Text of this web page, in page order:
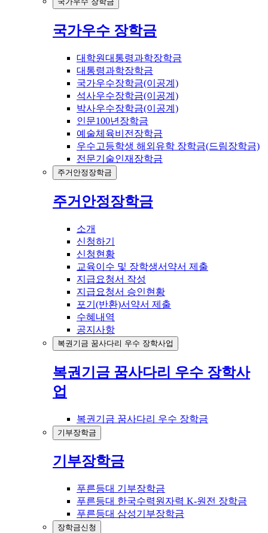
국가우수 장학금
대학원대통령과학장학금
대통령과학장학금
국가우수장학금(이공계)
석사우수장학금(이공계)
박사우수장학금(이공계)
인문100년장학금
예술체육비전장학금
우수고등학생 해외유학 장학금(드림장학금)
전문기술인재장학금
주거안정장학금
주거안정장학금
소개
신청하기
신청현황
교육이수 및 장학생서약서 제출
지급요청서 작성
지급요청서 승인현황
포기(반환)서약서 제출
수혜내역
공지사항
복권기금 꿈사다리 우수 장학사업
복권기금 꿈사다리 우수 장학사
업
복권기금 꿈사다리 우수 장학금
기부장학금
기부장학금
푸른등대 기부장학금
푸른등대 한국수력원자력 K-원전 장학금
푸른등대 삼성기부장학금
장학금신청